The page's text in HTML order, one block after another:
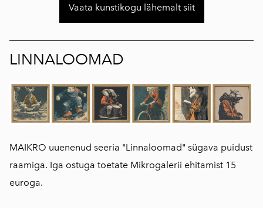
Vaata kunstikogu lähemalt siit
LINNALOOMAD
MAIKRO uuenenud seeria "Linnaloomad" sügava puidust
raamiga. Iga ostuga toetate Mikrogalerii ehitamist 15
euroga.